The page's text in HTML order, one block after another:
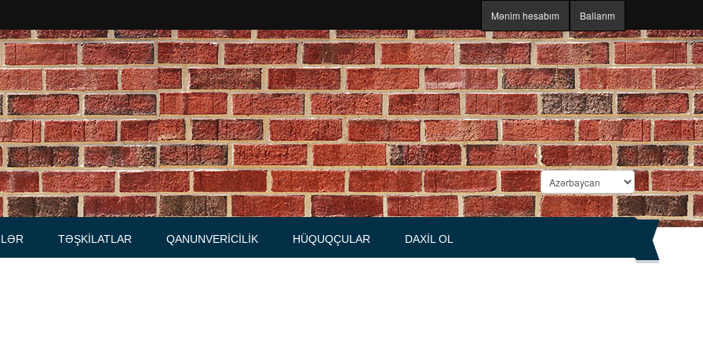
Mənim hesabım Ballarım
qaydalar
TƏŞKILATLAR
Məhkəmələr
Notariuslar
Prokurorluqlar
Vəkil qurumları
QANUNVERICILIK HÜQUQÇULAR DAXIL OL